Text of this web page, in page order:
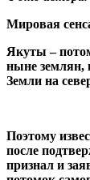
Мировая
Якуты –
ныне землян,
Земли на
Поэтому
после
признал и